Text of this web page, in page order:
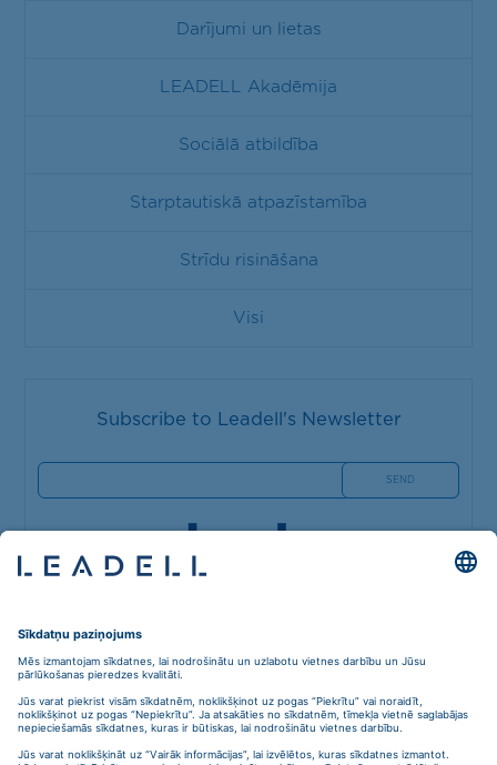
Darījumi un lietas
LEADELL Akadēmija
Sociālā atbildība
Starptautiskā atpazīstamība
Strīdu risināšana
Visi
Subscribe to Leadell's Newsletter
Blaumaņa iela 5A-40,